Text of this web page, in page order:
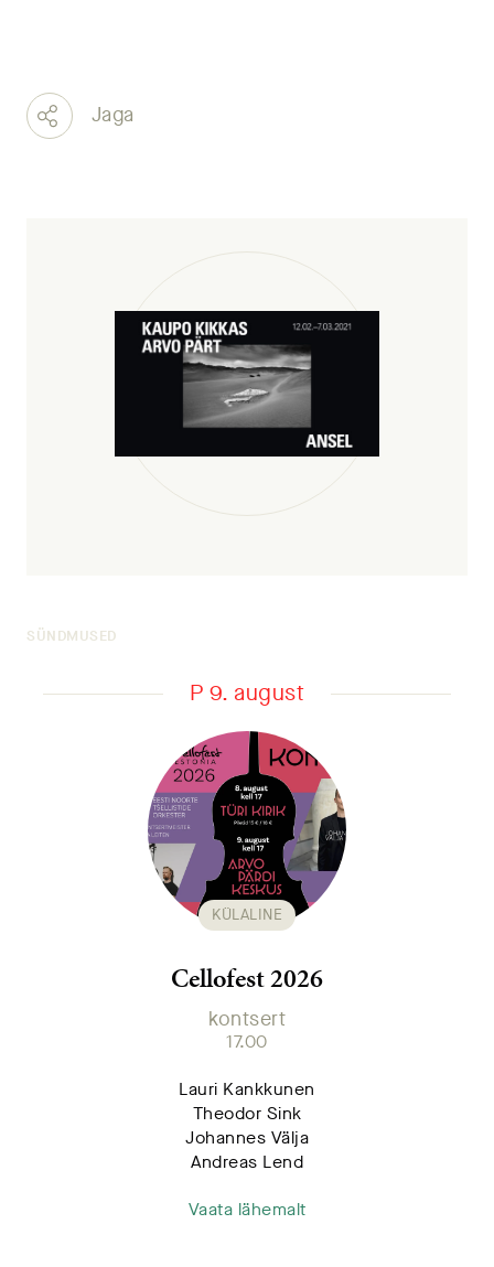
Jaga
SÜNDMUSED
P 9. august
KÜLALINE
Cellofest 2026
kontsert
17.00
Lauri Kankkunen
Theodor Sink
Johannes Välja
Andreas Lend
Vaata lähemalt